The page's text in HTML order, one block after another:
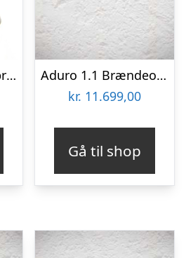
Salem – Biopejs i brændeovns look
Aduro 1.1 Brændeovn
kr. 11.699,00
Gå til shop